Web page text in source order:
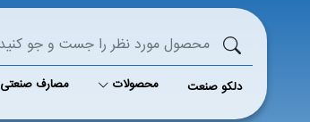
دلکو صنعت محصولات مصارف صنعتی